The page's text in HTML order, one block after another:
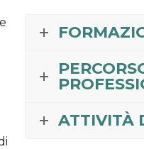
ATTIVITÀ